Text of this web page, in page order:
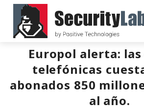
Europol alerta:
telefónicas
abonados 850
al año.